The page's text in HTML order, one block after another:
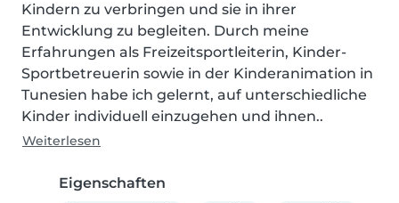
Kindern zu verbringen und sie in ihrer
Entwicklung zu begleiten. Durch meine
Erfahrungen als Freizeitsportleiterin, Kinder-
Sportbetreuerin sowie in der Kinderanimation in
Tunesien habe ich gelernt, auf unterschiedliche
Kinder individuell einzugehen und ihnen..
Weiterlesen
Eigenschaften